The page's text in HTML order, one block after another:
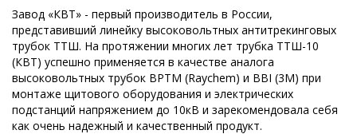
Завод «КВТ» - первый производитель в России,
представивший линейку высоковольтных антитрекинговых
трубок ТТШ. На протяжении многих лет трубка ТТШ-10
(КВТ) успешно применяется в качестве аналога
высоковольтных трубок BPTM (Raychem) и BBI (3M) при
монтаже щитового оборудования и электрических
подстанций напряжением до 10кВ и зарекомендовала себя
как очень надежный и качественный продукт.